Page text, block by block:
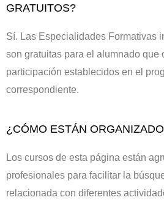
GRATUITOS?
Sí. Las Especialidades Formativas
son gratuitas para el alumnado que
participación establecidos en el
correspondiente.
¿CÓMO ESTÁN
Los cursos de esta página están
profesionales para facilitar la
relacionada con diferentes